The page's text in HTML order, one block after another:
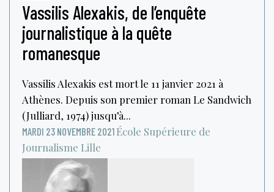
Vassilis Alexakis, de l’enquête
journalistique à la quête
romanesque
Vassilis Alexakis est mort le 11 janvier 2021 à
Athènes. Depuis son premier roman Le Sandwich
(Julliard, 1974) jusqu’à...
MARDI 23 NOVEMBRE 2021 École Supérieure de
Journalisme Lille